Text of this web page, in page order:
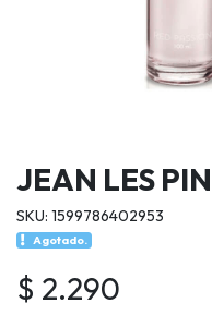
JEAN LES
SKU: 1599786402953
Agotado.
$ 2.290